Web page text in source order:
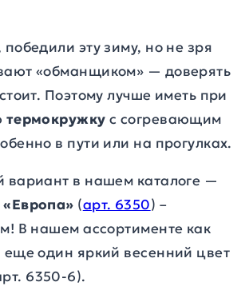
эту зиму, но не зря
«обманщиком» — доверять
Поэтому лучше иметь при
термокружку с согревающим
в пути или на прогулках.
вариант в нашем каталоге —
(арт. 6350) –
В нашем ассортименте как
еще один яркий весенний цвет
6350-6).